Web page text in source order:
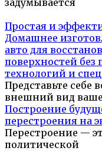
Простая и
Домашнее
авто для
поверхностей
технологий и
Представьте себе
внешний вид
Построение
перестроения на
Перестроение —
политической